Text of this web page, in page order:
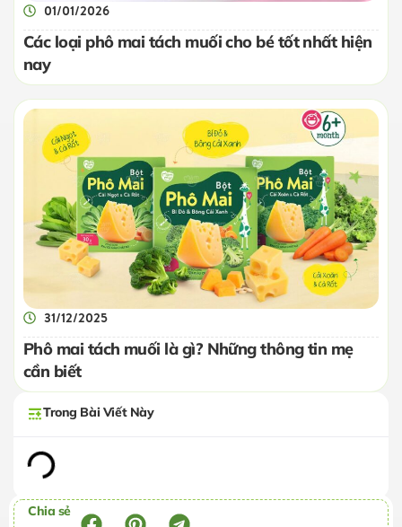
Trong Bài Viết Này
Chia sẻ
01/01/2026
Các loại phô mai tách muối cho bé tốt nhất hiện
nay
31/12/2025
Phô mai tách muối là gì? Những thông tin mẹ
cần biết